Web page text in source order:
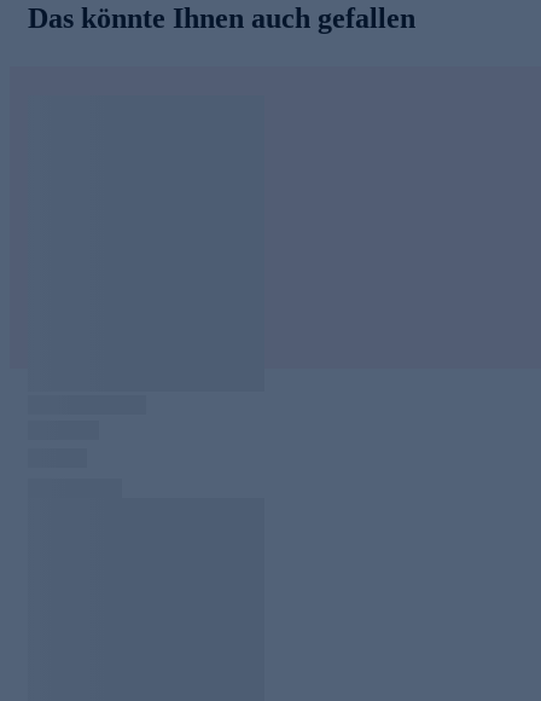
Das könnte Ihnen auch gefallen